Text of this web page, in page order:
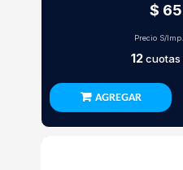
$
Precio S/
12cuotas
AGREGAR